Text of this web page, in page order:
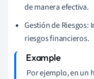
de manera efectiva.
Gestión de
riesgos financieros.
Por ejemplo, en un